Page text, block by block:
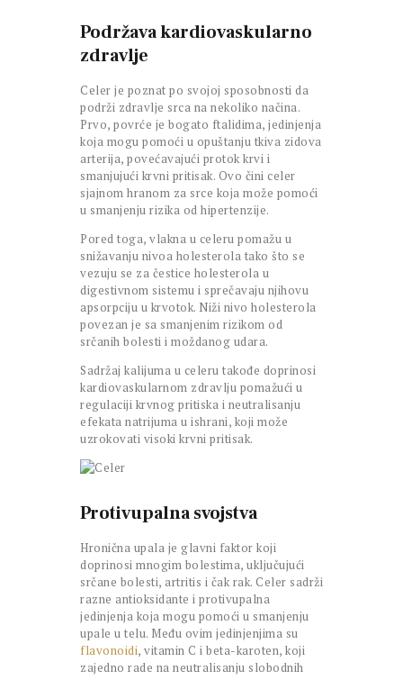
Podržava kardiovaskularno
zdravlje
Celer je poznat po svojoj sposobnosti da
podrži zdravlje srca na nekoliko načina.
Prvo, povrće je bogato ftalidima, jedinjenja
koja mogu pomoći u opuštanju tkiva zidova
arterija, povećavajući protok krvi i
smanjujući krvni pritisak. Ovo čini celer
sjajnom hranom za srce koja može pomoći
u smanjenju rizika od hipertenzije.
Pored toga, vlakna u celeru pomažu u
snižavanju nivoa holesterola tako što se
vezuju se za čestice holesterola u
digestivnom sistemu i sprečavaju njihovu
apsorpciju u krvotok. Niži nivo holesterola
povezan je sa smanjenim rizikom od
srčanih bolesti i moždanog udara.
Sadržaj kalijuma u celeru takođe doprinosi
kardiovaskularnom zdravlju pomažući u
regulaciji krvnog pritiska i neutralisanju
efekata natrijuma u ishrani, koji može
uzrokovati visoki krvni pritisak.
Protivupalna svojstva
Hronična upala je glavni faktor koji
doprinosi mnogim bolestima, uključujući
srčane bolesti, artritis i čak rak. Celer sadrži
razne antioksidante i protivupalna
jedinjenja koja mogu pomoći u smanjenju
upale u telu. Među ovim jedinjenjima su
flavonoidi, vitamin C i beta-karoten, koji
zajedno rade na neutralisanju slobodnih